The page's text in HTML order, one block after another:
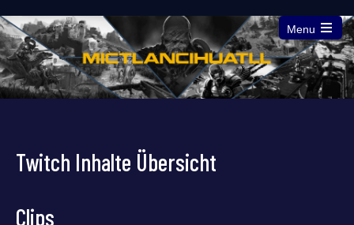
Menu
Open
the
main
menu
Twitch Inhalte Übersicht
Clips